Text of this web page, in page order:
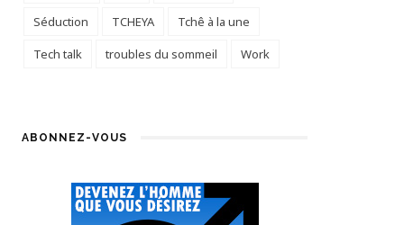
Séduction
TCHEYA
Tchê à la une
Tech talk
troubles du sommeil Work
ABONNEZ-VOUS